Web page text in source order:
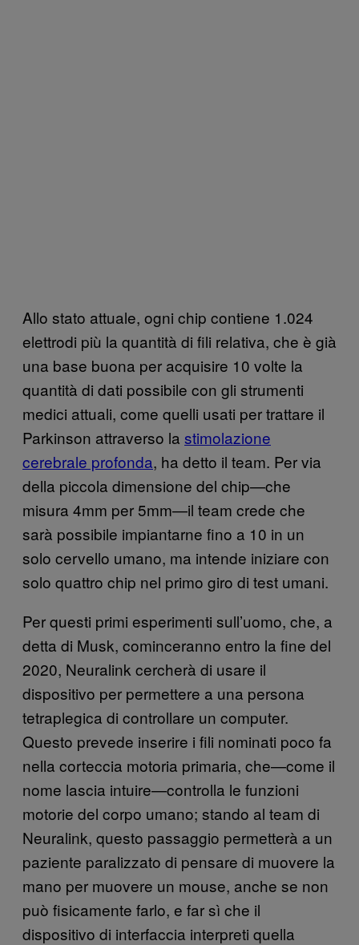
Allo stato attuale, ogni chip contiene 1.024
elettrodi più la quantità di fili relativa, che è già
una base buona per acquisire 10 volte la
quantità di dati possibile con gli strumenti
medici attuali, come quelli usati per trattare il
Parkinson attraverso la stimolazione
cerebrale profonda, ha detto il team. Per via
della piccola dimensione del chip—che
misura 4mm per 5mm—il team crede che
sarà possibile impiantarne fino a 10 in un
solo cervello umano, ma intende iniziare con
solo quattro chip nel primo giro di test umani.
Per questi primi esperimenti sull’uomo, che, a
detta di Musk, cominceranno entro la fine del
2020, Neuralink cercherà di usare il
dispositivo per permettere a una persona
tetraplegica di controllare un computer.
Questo prevede inserire i fili nominati poco fa
nella corteccia motoria primaria, che—come il
nome lascia intuire—controlla le funzioni
motorie del corpo umano; stando al team di
Neuralink, questo passaggio permetterà a un
paziente paralizzato di pensare di muovere la
mano per muovere un mouse, anche se non
può fisicamente farlo, e far sì che il
dispositivo di interfaccia interpreti quella